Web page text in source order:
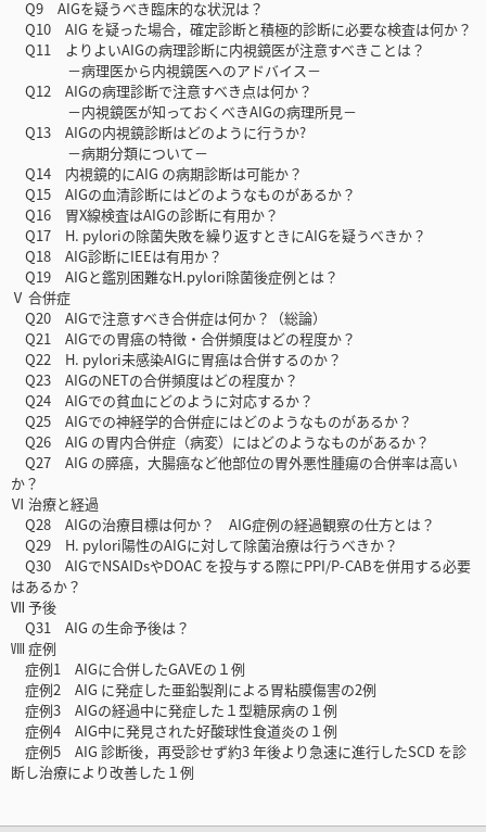
Q9 AIGを疑うべき臨床的な状況は？
Q10 AIG を疑った場合，確定診断と積極的診断に必要な検査は何か？
Q11 よりよいAIGの病理診断に内視鏡医が注意すべきことは？
－病理医から内視鏡医へのアドバイス－
Q12 AIGの病理診断で注意すべき点は何か？
－内視鏡医が知っておくべきAIGの病理所見－
Q13 AIGの内視鏡診断はどのように行うか?
－病期分類について－
Q14 内視鏡的にAIG の病期診断は可能か？
Q15 AIGの血清診断にはどのようなものがあるか？
Q16 胃X線検査はAIGの診断に有用か？
Q17 H. pyloriの除菌失敗を繰り返すときにAIGを疑うべきか？
Q18 AIG診断にIEEは有用か？
Q19 AIGと鑑別困難なH.pylori除菌後症例とは？
Ⅴ 合併症
Q20 AIGで注意すべき合併症は何か？（総論）
Q21 AIGでの胃癌の特徴・合併頻度はどの程度か？
Q22 H. pylori未感染AIGに胃癌は合併するのか？
Q23 AIGのNETの合併頻度はどの程度か？
Q24 AIGでの貧血にどのように対応するか？
Q25 AIGでの神経学的合併症にはどのようなものがあるか？
Q26 AIG の胃内合併症（病変）にはどのようなものがあるか？
Q27 AIG の膵癌，大腸癌など他部位の胃外悪性腫瘍の合併率は高い
か？
Ⅵ 治療と経過
Q28 AIGの治療目標は何か？ AIG症例の経過観察の仕方とは？
Q29 H. pylori陽性のAIGに対して除菌治療は行うべきか？
Q30 AIGでNSAIDsやDOAC を投与する際にPPI/P-CABを併用する必要
はあるか？
Ⅶ 予後
Q31 AIG の生命予後は？
Ⅷ 症例
症例1 AIGに合併したGAVEの１例
症例2 AIG に発症した亜鉛製剤による胃粘膜傷害の2例
症例3 AIGの経過中に発症した１型糖尿病の１例
症例4 AIG中に発見された好酸球性食道炎の１例
症例5 AIG 診断後，再受診せず約3 年後より急速に進行したSCD を診
断し治療により改善した１例